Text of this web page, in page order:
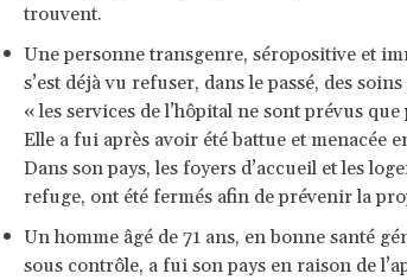
trouvent.
Une personne transgenre, séropositive et
s’est déjà vu refuser, dans le passé, des
« les services de l’hôpital ne sont prévus
Elle a fui après avoir été battue et menacée
Dans son pays, les foyers d’accueil et les
refuge, ont été fermés afin de prévenir la
Un homme âgé de 71 ans, en bonne santé
sous contrôle, a fui son pays en raison de